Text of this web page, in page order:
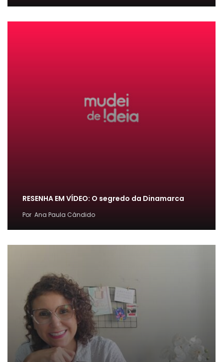
RESENHA EM VÍDEO: O segredo da Dinamarca
Por Ana Paula Cândido